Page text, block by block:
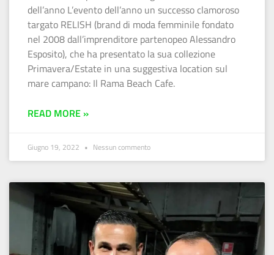
dell’anno L’evento dell’anno un successo clamoroso
targato RELISH (brand di moda femminile fondato
nel 2008 dall’imprenditore partenopeo Alessandro
Esposito), che ha presentato la sua collezione
Primavera/Estate in una suggestiva location sul
mare campano: Il Rama Beach Cafe.
READ MORE »
Giugno 19, 2022 Nessun commento